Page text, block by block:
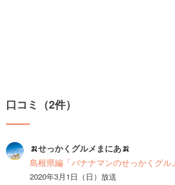
口コミ（2件）
🍌せっかくグルメまにあ🍌
島根県編「バナナマンのせっかくグ
2020年3月1日（日）放送